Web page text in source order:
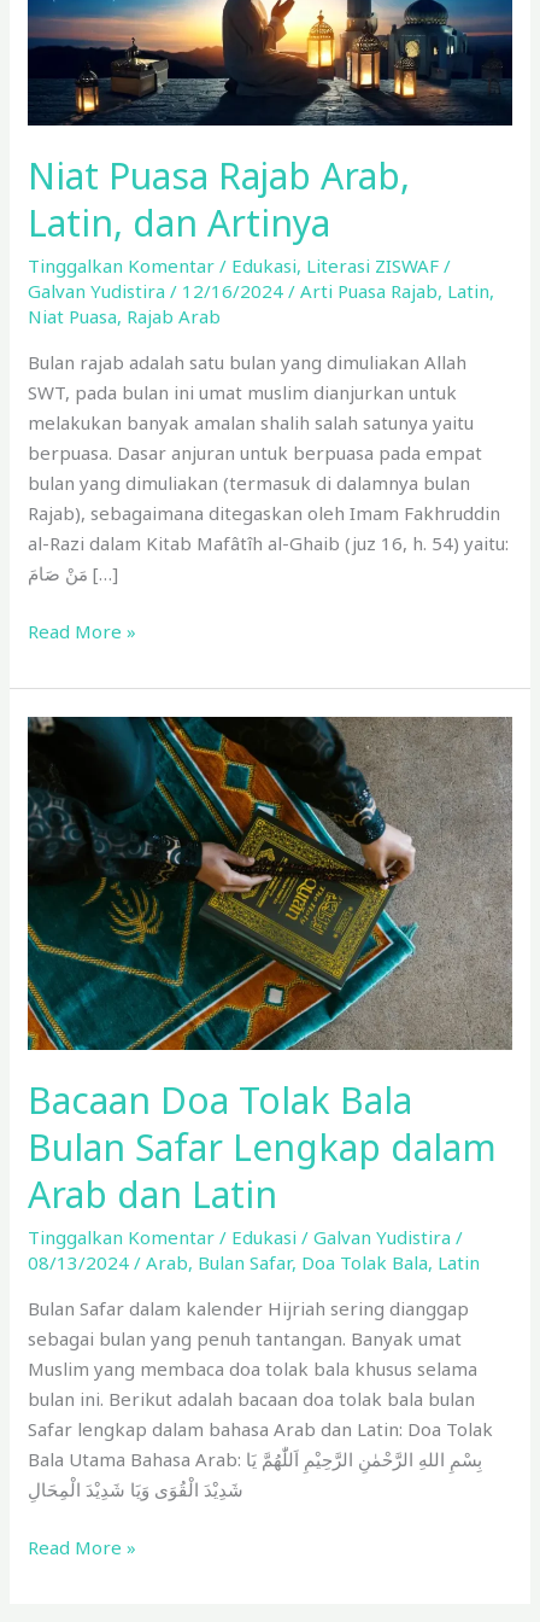
Niat Puasa Rajab Arab,
Latin, dan Artinya
Tinggalkan Komentar / Edukasi, Literasi ZISWAF /
Galvan Yudistira/ 12/16/2024/Arti Puasa Rajab, Latin,
Niat Puasa, Rajab Arab
Bulan rajab adalah satu bulan yang dimuliakan Allah
SWT, pada bulan ini umat muslim dianjurkan untuk
melakukan banyak amalan shalih salah satunya yaitu
berpuasa. Dasar anjuran untuk berpuasa pada empat
bulan yang dimuliakan (termasuk di dalamnya bulan
Rajab), sebagaimana ditegaskan oleh Imam Fakhruddin
al-Razi dalam Kitab Mafâtîh al-Ghaib (juz 16, h. 54) yaitu:
مَنْ صَامَ […]
Read More »
Bacaan Doa Tolak Bala
Bulan Safar Lengkap dalam
Arab dan Latin
Tinggalkan Komentar / Edukasi /Galvan Yudistira/
08/13/2024/Arab, Bulan Safar, Doa Tolak Bala, Latin
Bulan Safar dalam kalender Hijriah sering dianggap
sebagai bulan yang penuh tantangan. Banyak umat
Muslim yang membaca doa tolak bala khusus selama
bulan ini. Berikut adalah bacaan doa tolak bala bulan
Safar lengkap dalam bahasa Arab dan Latin: Doa Tolak
Bala Utama Bahasa Arab: بِسْمِ اللهِ الرَّحْمٰنِ الرَّحِيْمِ اَللّٰهُمَّ يَا
شَدِيْدَ الْقُوَى وَيَا شَدِيْدَ الْمِحَالِ
Bacaan
Doa
Tolak
Bala
Bulan
Safar
Lengkap
dalam
Arab
dan
Latin
Read More »